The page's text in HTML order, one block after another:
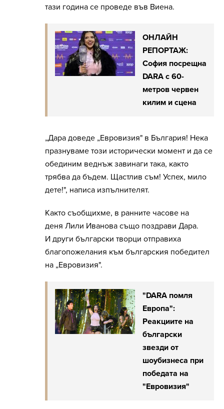
тази година се проведе във Виена.
ОНЛАЙН
РЕПОРТАЖ:
София посрещна
DARA с 60-
метров червен
килим и сцена
„Дара доведе „Евровизия" в България! Нека
празнуваме този исторически момент и да се
обединим веднъж завинаги така, както
трябва да бъдем. Щастлив съм! Успех, мило
дете!", написа изпълнителят.
Както съобщихме, в ранните часове на
деня Лили Иванова също поздрави Дара.
И други български творци отправиха
благопожелания към българския победител
на „Евровизия".
"DARA помля
Европа":
Реакциите на
български
звезди от
шоубизнеса при
победата на
"Евровизия"